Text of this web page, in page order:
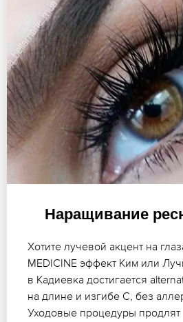
Наращивание
Хотите лучевой акцент на
MEDICINE эффект Ким или
в Кадиевка достигается
на длине и изгибе C, без
Уходовые процедуры продлят